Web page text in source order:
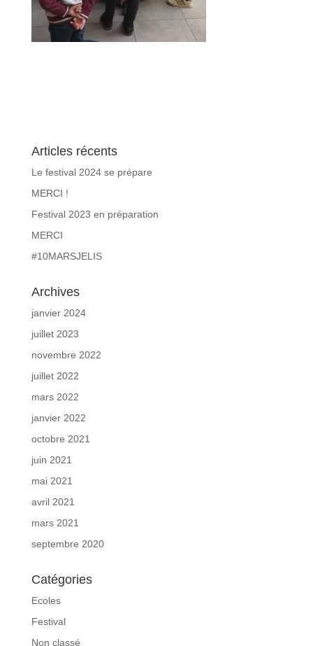
Articles récents
Le festival 2024 se prépare
MERCI !
Festival 2023 en préparation
MERCI
#10MARSJELIS
Archives
janvier 2024
juillet 2023
novembre 2022
juillet 2022
mars 2022
janvier 2022
octobre 2021
juin 2021
mai 2021
avril 2021
mars 2021
septembre 2020
Catégories
Ecoles
Festival
Non classé